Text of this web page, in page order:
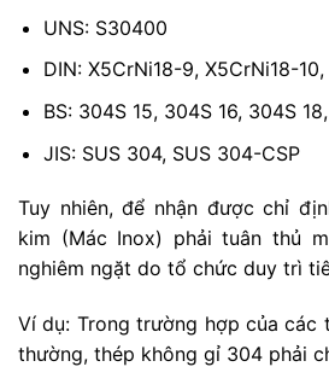
UNS: S30400
DIN: X5CrNi18-9, X5CrNi18-
BS: 304S 15, 304S 16, 304S
JIS: SUS 304, SUS 304-CSP
Tuy nhiên, để nhận được chỉ
kim (Mác Inox) phải tuân thủ
nghiêm ngặt do tổ chức duy trì
Ví dụ: Trong trường hợp của các
thường, thép không gỉ 304 phải